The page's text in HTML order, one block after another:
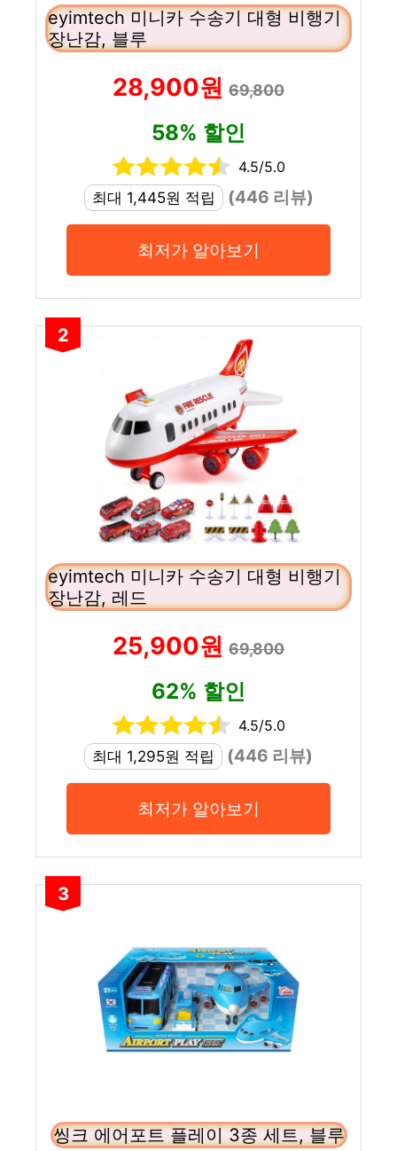
eyimtech 미니카 수송기 대형 비행기
장난감, 블루
28,900원 69,800
58% 할인
4.5/5.0
최대 1,445원 적립
(446 리뷰)
최저가 알아보기
2
eyimtech 미니카 수송기 대형 비행기
장난감, 레드
25,900원 69,800
62% 할인
4.5/5.0
최대 1,295원 적립
(446 리뷰)
최저가 알아보기
3
씽크 에어포트 플레이 3종 세트, 블루